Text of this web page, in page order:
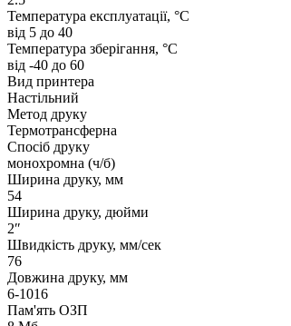
Температура експлуатації, °C
від 5 до 40
Температура зберігання, °C
від -40 до 60
Вид принтера
Настільний
Метод друку
Термотрансферна
Спосіб друку
монохромна (ч/б)
Ширина друку, мм
54
Ширина друку, дюйми
2″
Швидкість друку, мм/сек
76
Довжина друку, мм
6-1016
Пам'ять ОЗП